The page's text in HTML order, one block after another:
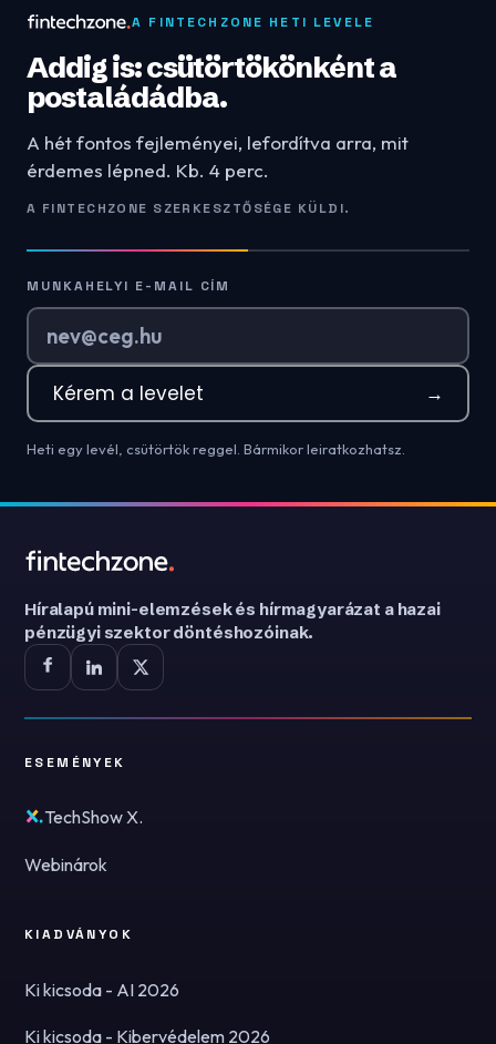
A FINTECHZONE HETI LEVELE
Addig is: csütörtökönként a
postaládádba.
A hét fontos fejleményei, lefordítva arra, mit
érdemes lépned. Kb. 4 perc.
A FINTECHZONE SZERKESZTŐSÉGE KÜLDI.
MUNKAHELYI E-MAIL CÍM
Kérem a levelet →
Heti egy levél, csütörtök reggel. Bármikor leiratkozhatsz.
Híralapú mini-elemzések és hírmagyarázat a hazai
pénzügyi szektor döntéshozóinak.
ESEMÉNYEK
TechShow X.
Webinárok
KIADVÁNYOK
Ki kicsoda - AI 2026
Ki kicsoda - Kibervédelem 2026